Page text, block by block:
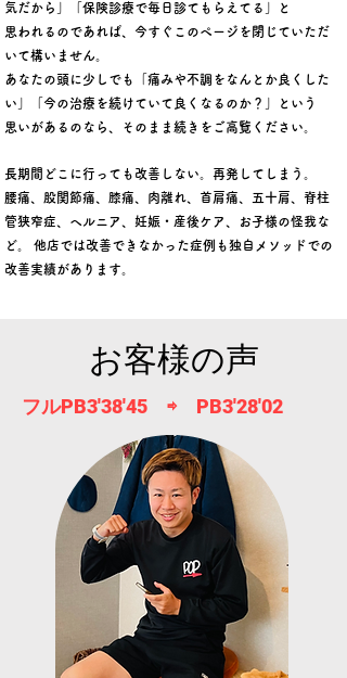
気だから」「保険診療で毎日診てもらえてる」と
思われるのであれば、今すぐこのページを閉じていただ
いて構いません。
あなたの頭に少しでも「痛みや不調をなんとか良くした
い」「今の治療を続けていて良くなるのか？」という
思いがあるのなら、そのまま続きをご高覧ください。
長期間どこに行っても改善しない。再発してしまう。
腰痛、股関節痛、膝痛、肉離れ、首肩痛、五十肩、脊柱
管狭窄症、ヘルニア、妊娠・産後ケア、お子様の怪我な
ど。 他店では改善できなかった症例も独自メソッドでの
改善実績があります。
お客様の声
フルPB3'38'45 ⇨ PB3'28'02